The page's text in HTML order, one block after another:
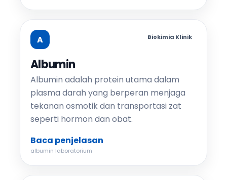
A Biokimia Klinik
Albumin
Albumin adalah protein utama dalam
plasma darah yang berperan menjaga
tekanan osmotik dan transportasi zat
seperti hormon dan obat.
Baca penjelasan
albumin laboratorium